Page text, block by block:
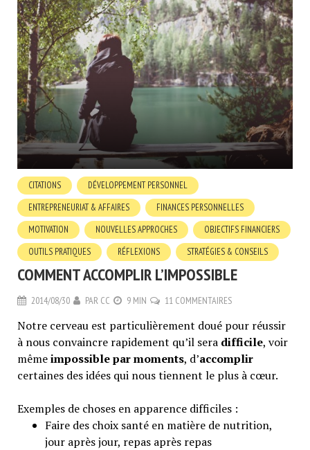
CITATIONS
DÉVELOPPEMENT PERSONNEL
ENTREPRENEURIAT & AFFAIRES
FINANCES PERSONNELLES
MOTIVATION
NOUVELLES APPROCHES
OBJECTIFS FINANCIERS
OUTILS PRATIQUES
RÉFLEXIONS STRATÉGIES & CONSEILS
COMMENT ACCOMPLIR L’IMPOSSIBLE
2014/08/30 PAR CC 9 MIN 11 COMMENTAIRES
Notre cerveau est particulièrement doué pour réussir
à nous convaincre rapidement qu’il sera difficile, voir
mêmeimpossible par moments, d’accomplir
certaines des idées qui nous tiennent le plus à cœur.
Exemples de choses en apparence difficiles :
Faire des choix santé en matière de nutrition,
jour après jour, repas après repas